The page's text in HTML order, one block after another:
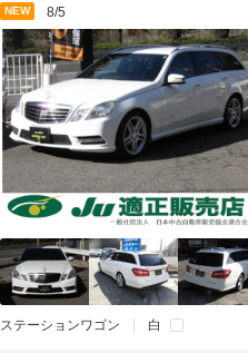
NEW 8/5
ステーションワゴン 白